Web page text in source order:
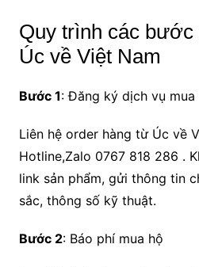
Quy trình các
Úc về Việt Nam
Bước 1: Đăng ký dịch vụ mua
Liên hệ order hàng từ Úc về
Hotline,Zalo 0767 818 286 .
link sản phẩm, gửi thông tin
sắc, thông số kỹ thuật.
Bước 2: Báo phí mua hộ